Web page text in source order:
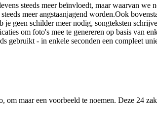
steeds meer beïnvloedt, maar waarvan we
meer angstaanjagend worden.Ook
geen schilder meer nodig, songteksten
om foto's mee te genereren op basis van
gebruikt - in enkele seconden een compleet
maar een voorbeeld te noemen. Deze 24